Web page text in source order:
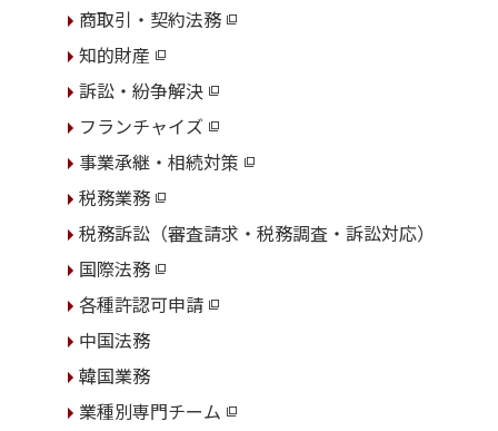
商取引・契約法務
知的財産
訴訟・紛争解決
フランチャイズ
事業承継・相続対策
税務業務
税務訴訟（審査請求・税務調査・訴訟対応）
国際法務
各種許認可申請
中国法務
韓国業務
業種別専門チーム